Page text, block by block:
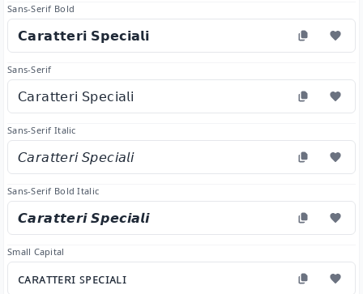
Sans-Serif Bold
𝗖𝗮𝗿𝗮𝘁𝘁𝗲𝗿𝗶 𝗦𝗽𝗲𝗰𝗶𝗮𝗹𝗶
Sans-Serif
𝖢𝖺𝗋𝖺𝗍𝗍𝖾𝗋𝗂 𝖲𝗉𝖾𝖼𝗂𝖺𝗅𝗂
Sans-Serif Italic
𝘊𝘢𝘳𝘢𝘵𝘵𝘦𝘳𝘪 𝘚𝘱𝘦𝘤𝘪𝘢𝘭𝘪
Sans-Serif Bold Italic
𝘾𝙖𝙧𝙖𝙩𝙩𝙚𝙧𝙞 𝙎𝙥𝙚𝙘𝙞𝙖𝙡𝙞
Small Capital
ᴄᴀʀᴀᴛᴛᴇʀɪ ꜱᴘᴇᴄɪᴀʟɪ